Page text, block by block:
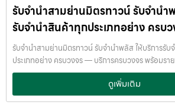
บริการของเราออกแบบมาเพื่อตอบโจทย์ลูกค้าที่ต้องก
ต้องขายสินทรัพย์ เราเข้าใจความรู้สึกของลูกค้า เรารัก
พยายามให้บริการด้วยความอ่อนโยน สุจริต และไว้วางใ
ของ รับจำนำพลัส เพื่อให้ครอบคลุมกลุ่มลูกค้าในหลายเ
จุดบริการในหลายพื้นที่สำคัญดังนี้: เขต ลาดพร้าว เขต
เขต รัชดา เขต บางแค เขต รามอินทรา เขต บางนา ไ
ลาดพร้าวโชคชัย4 ลาดปลาเค้า รัชดาซอย หรือใกล้แย
บางนา เมกาบางนา บางแค เดอะมอลล์บางแค รามอิ
รับจำนำสามย่านมิตรทาวน์ รับจำนำ
รับจำนำสินค้าทุกประเภทอย่าง ครบ
รับจำนำสามย่านมิตรทาวน์ รับจำนำพลัส ให้บริการรับ
ประเภทอย่าง ครบวงจร — บริการครบวงจร พร้อมรา
รับจำนำสินค้าไอทีทุกชนิด พร้อมให้บริการในเขต ลา
รัชดา บางแค รามอินทรา บางนา ด้วยมาตรฐาน รวดเร็
สูง รับจำนำสามย่านมิตรทาวน์ — รับจำนำพลัส ให้บริ
ดูเพิ่มเติม